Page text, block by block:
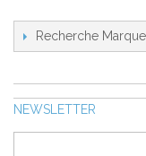
Recherche
NEWSLETTER